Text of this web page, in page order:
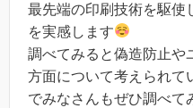
最先端の印刷技術を駆使
を実感します
調べてみると偽造防止や
方面について考えられて
でみなさんもぜひ調べて